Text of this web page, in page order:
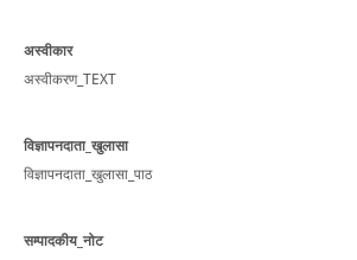
अस्वीकार
अस्वीकरण_TEXT
विज्ञापनदाता_खुलासा
विज्ञापनदाता_खुलासा_पाठ
सम्पादकीय_नोट